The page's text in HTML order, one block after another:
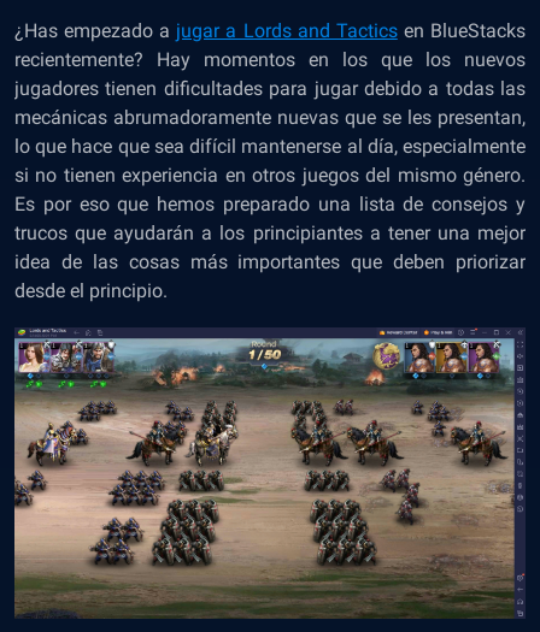
¿Has empezado a jugar a Lords and Tacticsen BlueStacks
recientemente? Hay momentos en los que los nuevos
jugadores tienen dificultades para jugar debido a todas las
mecánicas abrumadoramente nuevas que se les presentan,
lo que hace que sea difícil mantenerse al día, especialmente
si no tienen experiencia en otros juegos del mismo género.
Es por eso que hemos preparado una lista de consejos y
trucos que ayudarán a los principiantes a tener una mejor
idea de las cosas más importantes que deben priorizar
desde el principio.